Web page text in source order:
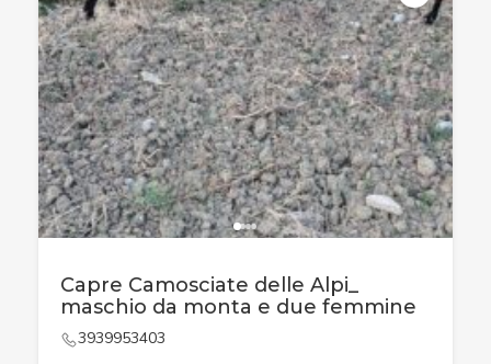
Capre Camosciate delle Alpi_
maschio da monta e due femmine
3939953403